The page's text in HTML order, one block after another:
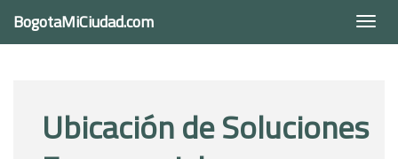
BogotaMiCiudad.com
Ubicación de Soluciones